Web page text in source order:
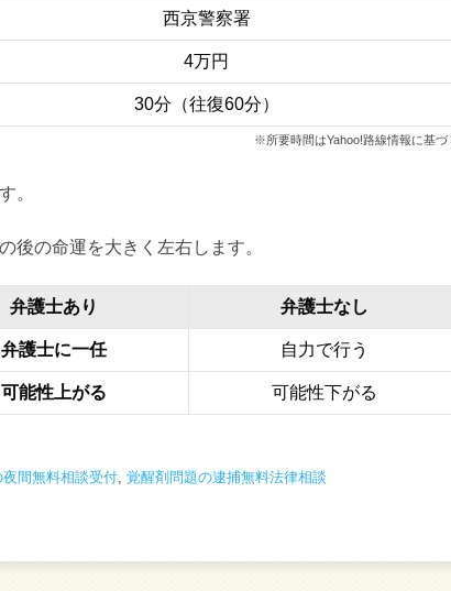
西京警察署
4万円
30分（往復60分）
※所要時間はYahoo!路線情報に基づ
。
後の命運を大きく左右します。
弁護士あり 弁護士なし
弁護士に一任 自力で行う
可能性上がる 可能性下がる
間無料相談受付 覚醒剤問題の逮捕無料法律相談